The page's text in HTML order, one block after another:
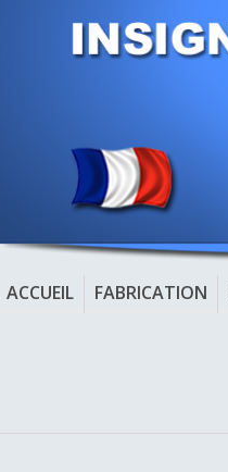
ACCUEIL FABRICATION